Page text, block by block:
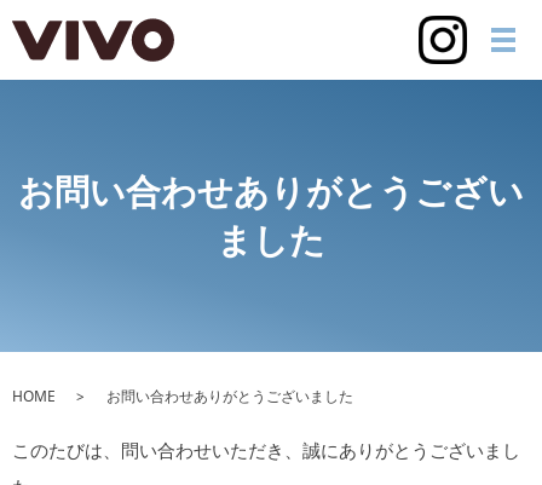
お問い合わせありがとうござい
ました
HOME お問い合わせありがとうございました
このたびは、問い合わせいただき、誠にありがとうございまし